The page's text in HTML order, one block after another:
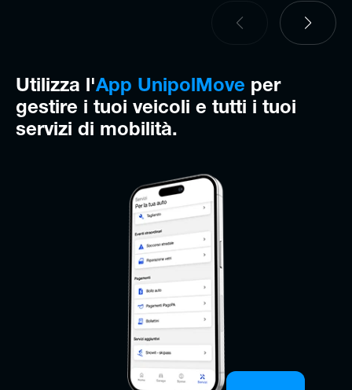
Utilizza l'App UnipolMove per
gestire i tuoi veicoli e tutti i tuoi
servizi di mobilità.